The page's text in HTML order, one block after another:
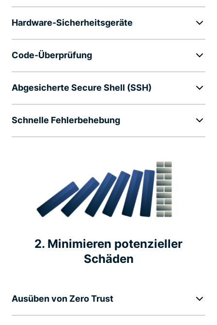
Hardware-Sicherheitsgeräte
Code-Überprüfung
Abgesicherte Secure Shell (SSH)
Schnelle Fehlerbehebung
2. Minimieren potenzieller
Schäden
Ausüben von Zero Trust